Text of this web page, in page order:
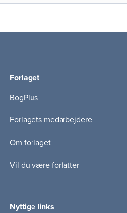
Forlaget
BogPlus
Forlagets medarbejdere
Om forlaget
Vil du være forfatter
Nyttige links